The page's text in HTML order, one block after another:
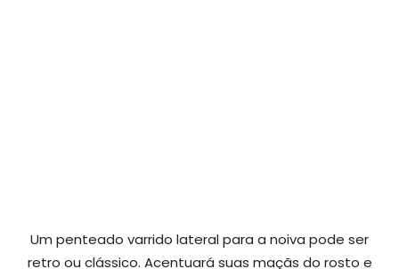
Um penteado varrido lateral para a noiva pode ser
retro ou clássico. Acentuará suas maçãs do rosto e